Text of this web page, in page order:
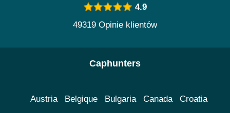
4.9
49319 Opinie klientów
Caphunters
Austria Belgique Bulgaria Canada Croatia